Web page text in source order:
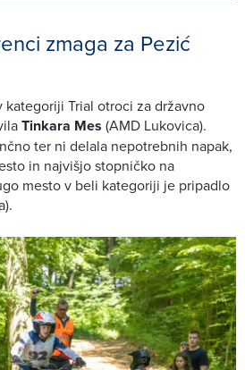
zmaga za Pezić
kategoriji Trial otroci za državno
Tinkara Mes (AMD Lukovica).
ter ni delala nepotrebnih napak,
in najvišjo stopničko na
mesto v beli kategoriji je pripadlo